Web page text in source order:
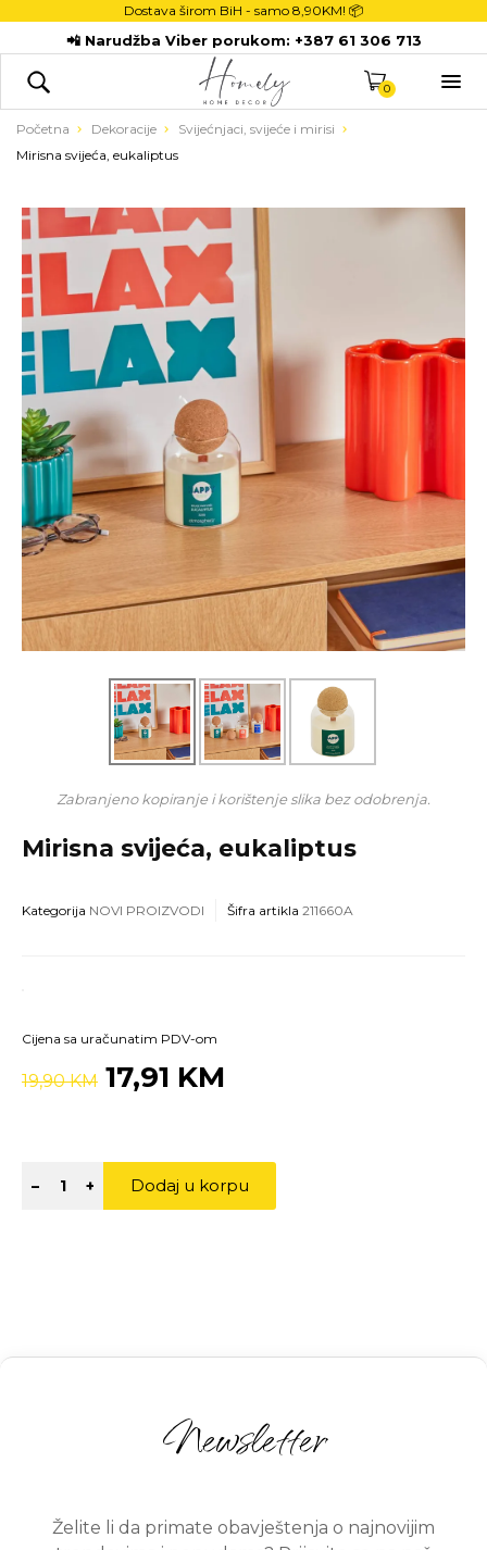
Dostava širom BiH - samo 8,90KM! 📦
📲 Narudžba Viber porukom: +387 61 306 713
0 
POČETNA
DEKORACIJE
KUHINJA
TEKSTIL
DJECA
ODLAGANJE
NOVI PROIZVODI
Početna Dekoracije
Svijećnjaci, svijeće i mirisi
Mirisna svijeća, eukaliptus
Zabranjeno kopiranje i korištenje slika bez odobrenja.
Mirisna svijeća, eukaliptus
Kategorija NOVI PROIZVODI Šifra artikla 211660A
Cijena sa uračunatim PDV-om
19,90 KM 17,91 KM
– + Dodaj u korpu
Newsletter
Želite li da primate obavještenja o najnovijim